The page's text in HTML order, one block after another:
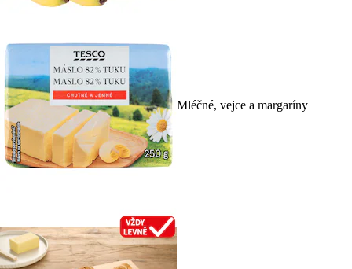
Mléčné, vejce a margaríny